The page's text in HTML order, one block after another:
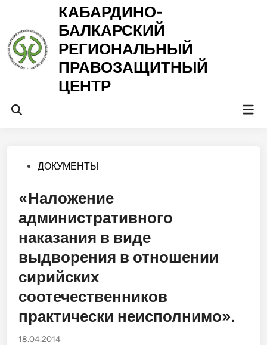
содержимому
КАБАРДИНО-
БАЛКАРСКИЙ
РЕГИОНАЛЬНЫЙ
ПРАВОЗАЩИТНЫЙ
ЦЕНТР
Открыть
Опубликовано
ДОКУМЕНТЫ
«Наложение
административного
наказания в виде
выдворения в отношении
сирийских
соотечественников
практически неисполнимо».
18.04.2014